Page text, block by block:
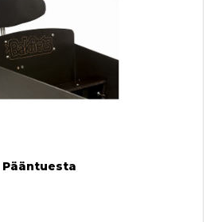
Pääntuesta